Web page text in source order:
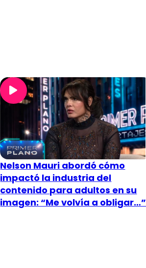
Nelson Mauri abordó cómo
impactó la industria del
contenido para adultos en su
imagen: “Me volvía a obligar…”